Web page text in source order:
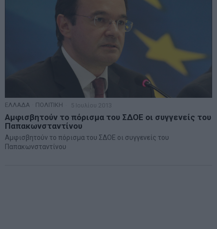
ΕΛΛΑΔΑ ΠΟΛΙΤΙΚΗ 5 Ιουλίου 2013
Αμφισβητούν το πόρισμα του ΣΔΟΕ οι συγγενείς του
Παπακωνσταντίνου
Αμφισβητούν το πόρισμα του ΣΔΟΕ οι συγγενείς του
Παπακωνσταντίνου